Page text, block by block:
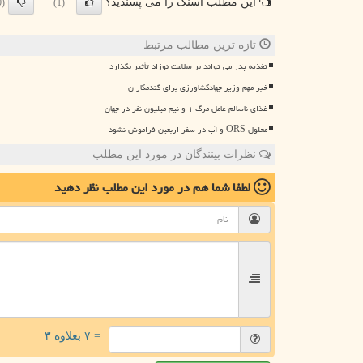
(1)
(0)
تازه ترین مطالب مرتبط
تغذیه پدر می تواند بر سلامت نوزاد تأثیر بگذارد
خبر مهم وزیر جهادکشاورزی برای گندمکاران
غذای ناسالم عامل مرگ ۱ و نیم میلیون نفر در جهان
محلول ORS و آب در سفر اربعین فراموش نشود
نظرات بینندگان در مورد این مطلب
لطفا شما همدر مورد این مطلبنظر دهید
= ۷ بعلاوه ۳